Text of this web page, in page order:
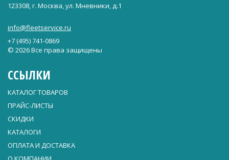
123308, г. Москва, ул. Мневники, д.1
info@fleetservice.ru
+7 (495) 741-0869
© 2026 Все права защищены
ССЫЛКИ
КАТАЛОГ ТОВАРОВ
ПРАЙС-ЛИСТЫ
СКИДКИ
КАТАЛОГИ
ОПЛАТА И ДОСТАВКА